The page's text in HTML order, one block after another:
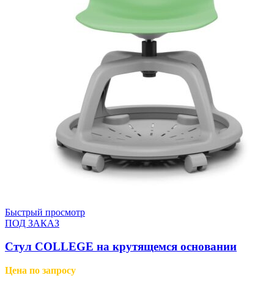
Быстрый просмотр
ПОД ЗАКАЗ
Cтул COLLEGE на крутящемся основании
Цена по запросу